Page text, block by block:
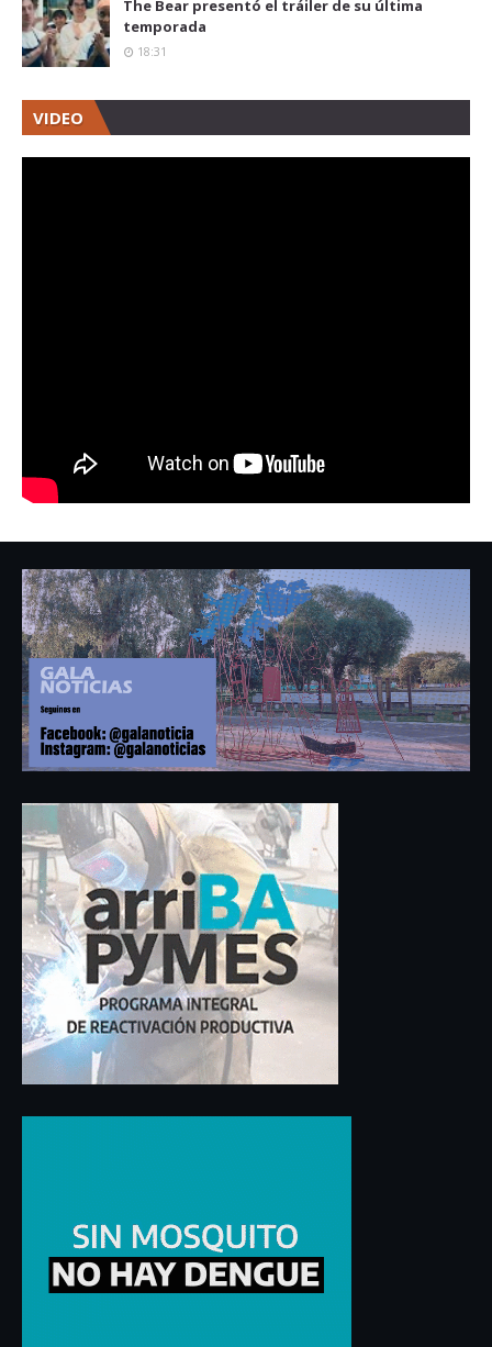
The Bear presentó el tráiler de su última
temporada
18:31
VIDEO